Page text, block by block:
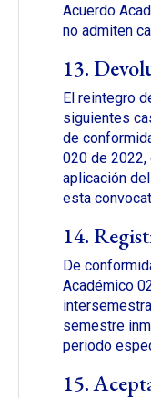
Acuerdo
no admiten
13.
El reintegro
siguientes
de
020 de
aplicación
esta
14.
De
Académico
semestre
periodo
15.